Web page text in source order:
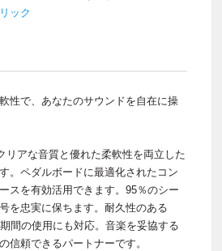
ック
性で、あなたのサウンドを自在に操
リアな音質と優れた柔軟性を両立した
。ペダルボードに最適化されたコン
スを有効活用できます。95％のシー
を忠実に保ちます。耐久性のある
間の使用にも対応。音楽を妥協する
信頼できるパートナーです。